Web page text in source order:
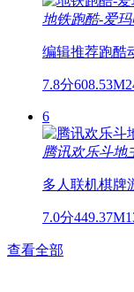
地铁跑酷-爱
编辑推荐跑酷
7.8分608.53M
6
腾讯欢乐斗地
多人联机棋牌
7.0分449.37M
查看全部